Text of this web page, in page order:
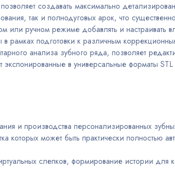
создавать максимально
так и полнодуговых арок, что
или ручном режиме добавлять и
рамках подготовки к различным
анализа зубного ряда, позволяет
в универсальные форматы
и производства персонализированных
может быть практически полностью
слепков, формирование истории для